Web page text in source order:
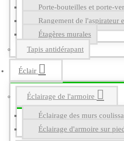
Porte-bouteilles et porte-
Rangement de l'aspirateur
Étagères murales
Tapis antidérapant
Éclair
Éclairage de l'armoire
Éclairage des murs
Éclairage d'armoire sur